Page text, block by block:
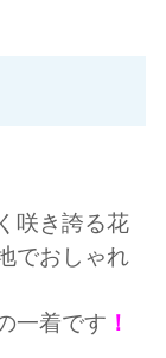
咲き誇る花
でおしゃれ
一着です ！